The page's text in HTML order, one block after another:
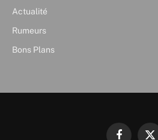
Actualité
Rumeurs
Bons Plans